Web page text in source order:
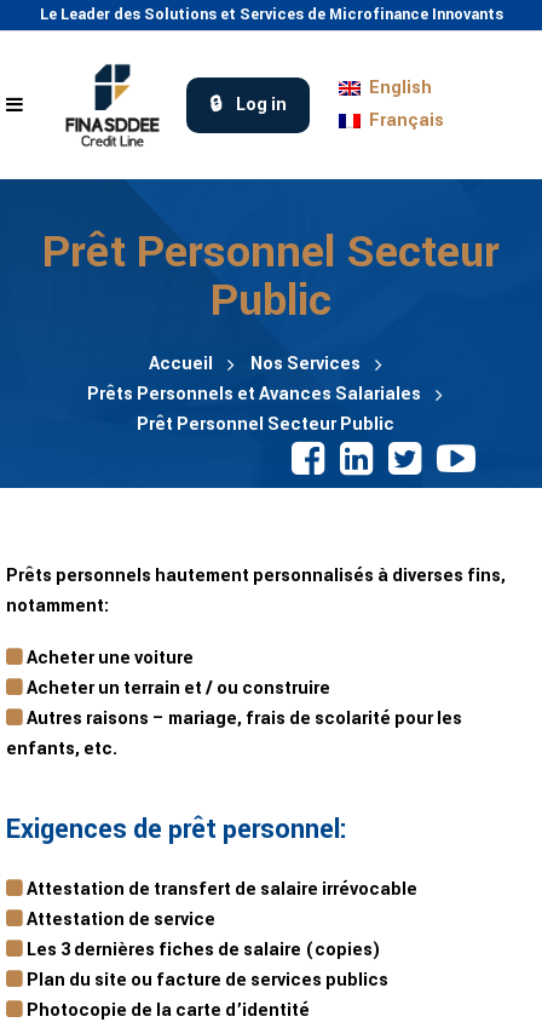
Le Leader des Solutions et Services de Microfinance Innovants
Log in
English
Français
Prêt Personnel Secteur
Public
Accueil
Nos Services
Prêts Personnels et Avances Salariales
Prêt Personnel Secteur Public
Prêts personnels hautement personnalisés à diverses fins,
notamment:
Acheter une voiture
Acheter un terrain et / ou construire
Autres raisons – mariage, frais de scolarité pour les
enfants, etc.
Exigences de prêt personnel:
Attestation de transfert de salaire irrévocable
Attestation de service
Les 3 dernières fiches de salaire (copies)
Plan du site ou facture de services publics
Photocopie de la carte d’identité